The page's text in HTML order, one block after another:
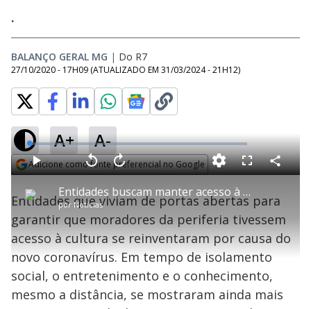
.
BALANÇO GERAL MG | Do R7
27/10/2020 - 17H09 (ATUALIZADO EM 31/03/2024 - 21H12)
A+ A-
Adicione como fonte preferencial no Google
P
l
a
Entidades buscam manter acesso à cultura durante pandemia
por Notícias
P V
t
a
r
0
e
g
n
d
s
A
n
ç
a
1
s
e
n
d
o
s
L
o
a
d
e
:
1
.
6
3
%
F
l
s
c
e
n
C
o
a
r
i
l
a
Entidades que viviam de portas abertas para
garantir que moradores da periferia tivessem
acesso à cultura se reinventaram por causa do
novo coronavírus. Em tempo de isolamento
social, o entretenimento e o conhecimento,
mesmo a distância, se mostraram ainda mais